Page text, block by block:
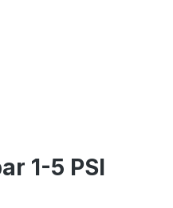
1-5 PSI